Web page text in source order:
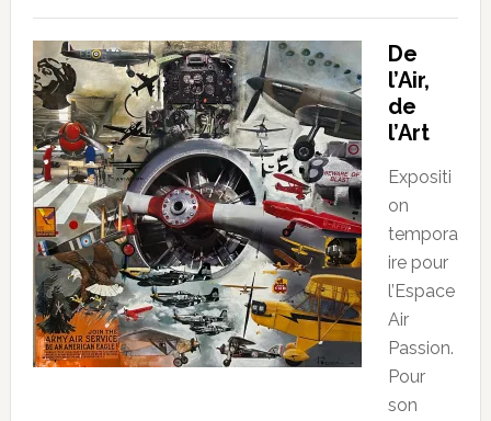
De
l’Air,
de
l’Art
Expositi
on
tempora
ire pour
l’Espace
Air
Passion.
Pour
son